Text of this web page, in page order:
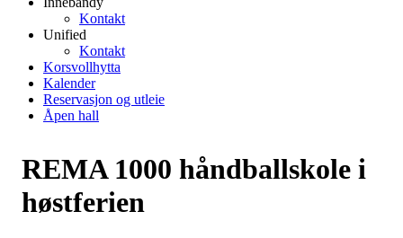
Kontakt
Unified
Kontakt
Korsvollhytta
Kalender
Reservasjon og utleie
Åpen hall
REMA 1000 håndballskole i
høstferien